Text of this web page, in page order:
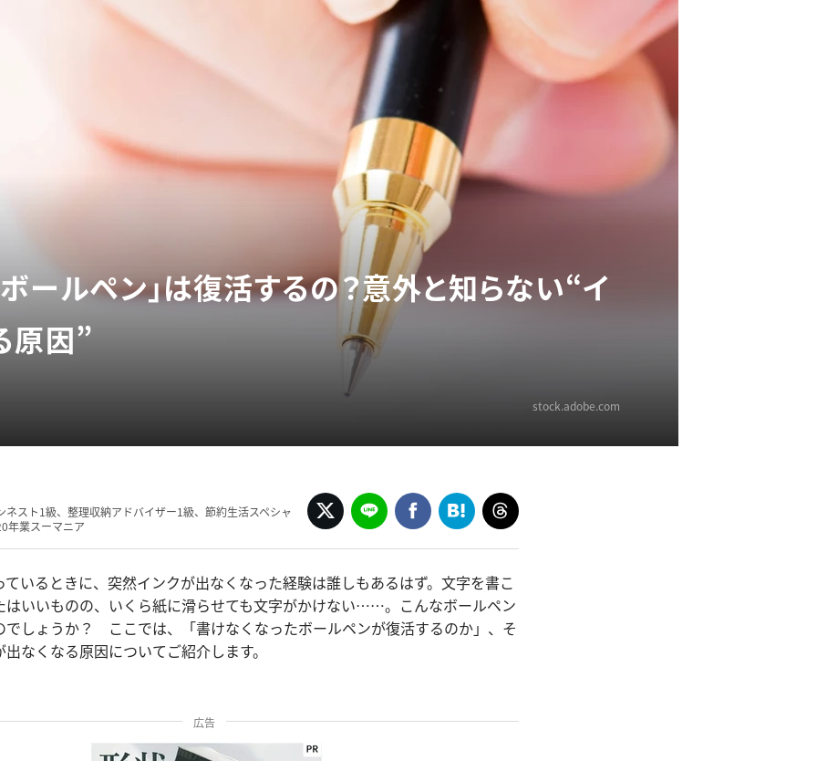
ールペン」は復活するの？意外と知らない“イ
原因”
stock.adobe.com
ネスト1級、整理収納アドバイザー1級、節約生活スペシャ
年業スーマニア
いるときに、突然インクが出なくなった経験は誰しもあるはず。文字を書こ
はいいものの、いくら紙に滑らせても文字がかけない……。こんなボールペン
でしょうか？ ここでは、「書けなくなったボールペンが復活するのか」、そ
なくなる原因についてご紹介します。
広告